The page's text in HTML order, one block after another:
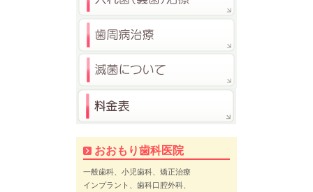
おおもり歯科医院
一般歯科、小児歯科、矯正治療
インプラント、歯科口腔外科、